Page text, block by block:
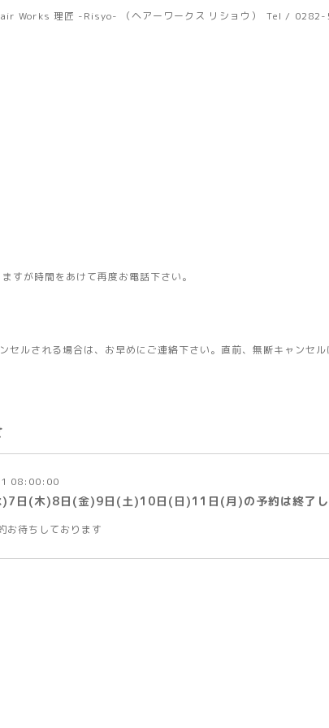
Works 理匠 -Risyo- （ヘアーワークス リショウ） Tel /
すが時間をあけて再度お電話下さい。
ルされる場合は、お早めにご連絡下さい。直前、無断キャンセ
08:00:00
日(木)8日(金)9日(土)10日(日)11日(月)の予約は終了
お待ちしております